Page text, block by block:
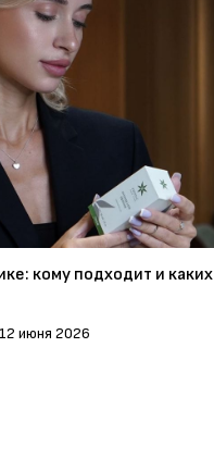
кому подходит и каких
12 июня 2026